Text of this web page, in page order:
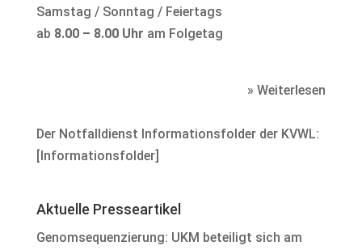
Samstag / Sonntag / Feiertags
ab 8.00 – 8.00 Uhr am Folgetag
» Weiterlesen
Der Notfalldienst Informationsfolder der KVWL:
[Informationsfolder]
Aktuelle Presseartikel
Genomsequenzierung: UKM beteiligt sich am